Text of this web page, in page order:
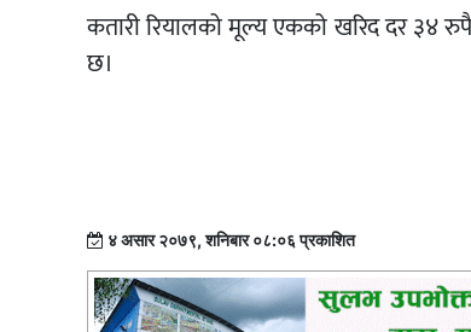
कतारी रियालको मूल्य एकको खरिद दर ३४
छ।
४ असार २०७९, शनिबार ०८:०६ प्रकाशित